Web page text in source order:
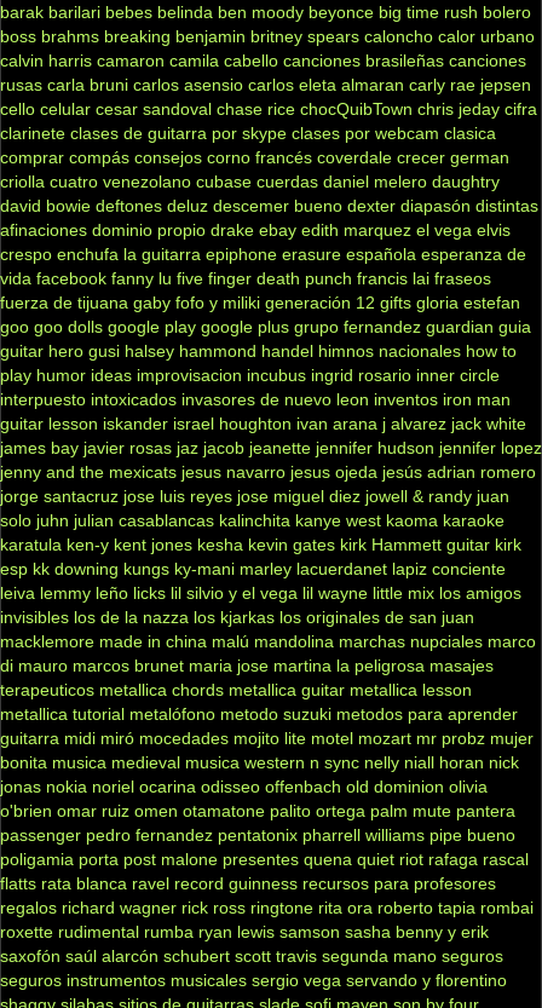
barak barilari bebes belinda ben moody beyonce big time rush bolero
boss brahms breaking benjamin britney spears caloncho calor urbano
calvin harris camaron camila cabello canciones brasileñas canciones
rusas carla bruni carlos asensio carlos eleta almaran carly rae jepsen
cello celular cesar sandoval chase rice chocQuibTown chris jeday cifra
clarinete clases de guitarra por skype clases por webcam clasica
comprar compás consejos corno francés coverdale crecer german
criolla cuatro venezolano cubase cuerdas daniel melero daughtry
david bowie deftones deluz descemer bueno dexter diapasón distintas
afinaciones dominio propio drake ebay edith marquez el vega elvis
crespo enchufa la guitarra epiphone erasure española esperanza de
vida facebook fanny lu five finger death punch francis lai fraseos
fuerza de tijuana gaby fofo y miliki generación 12 gifts gloria estefan
goo goo dolls google play google plus grupo fernandez guardian guia
guitar hero gusi halsey hammond handel himnos nacionales how to
play humor ideas improvisacion incubus ingrid rosario inner circle
interpuesto intoxicados invasores de nuevo leon inventos iron man
guitar lesson iskander israel houghton ivan arana j alvarez jack white
james bay javier rosas jaz jacob jeanette jennifer hudson jennifer lopez
jenny and the mexicats jesus navarro jesus ojeda jesús adrian romero
jorge santacruz jose luis reyes jose miguel diez jowell & randy juan
solo juhn julian casablancas kalinchita kanye west kaoma karaoke
karatula ken-y kent jones kesha kevin gates kirk Hammett guitar kirk
esp kk downing kungs ky-mani marley lacuerdanet lapiz conciente
leiva lemmy leño licks lil silvio y el vega lil wayne little mix los amigos
invisibles los de la nazza los kjarkas los originales de san juan
macklemore made in china malú mandolina marchas nupciales marco
di mauro marcos brunet maria jose martina la peligrosa masajes
terapeuticos metallica chords metallica guitar metallica lesson
metallica tutorial metalófono metodo suzuki metodos para aprender
guitarra midi miró mocedades mojito lite motel mozart mr probz mujer
bonita musica medieval musica western n sync nelly niall horan nick
jonas nokia noriel ocarina odisseo offenbach old dominion olivia
o'brien omar ruiz omen otamatone palito ortega palm mute pantera
passenger pedro fernandez pentatonix pharrell williams pipe bueno
poligamia porta post malone presentes quena quiet riot rafaga rascal
flatts rata blanca ravel record guinness recursos para profesores
regalos richard wagner rick ross ringtone rita ora roberto tapia rombai
roxette rudimental rumba ryan lewis samson sasha benny y erik
saxofón saúl alarcón schubert scott travis segunda mano seguros
seguros instrumentos musicales sergio vega servando y florentino
shaggy silabas sitios de guitarras slade sofi mayen son by four